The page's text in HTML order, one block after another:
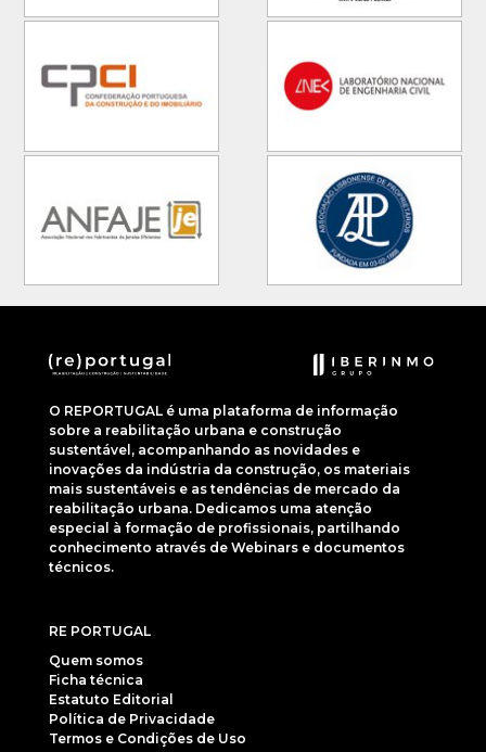
O REPORTUGAL é uma plataforma de informação
sobre a reabilitação urbana e construção
sustentável, acompanhando as novidades e
inovações da indústria da construção, os materiais
mais sustentáveis e as tendências de mercado da
reabilitação urbana. Dedicamos uma atenção
especial à formação de profissionais, partilhando
conhecimento através de Webinars e documentos
técnicos.
RE PORTUGAL
Quem somos
Ficha técnica
Estatuto Editorial
Política de Privacidade
Termos e Condições de Uso